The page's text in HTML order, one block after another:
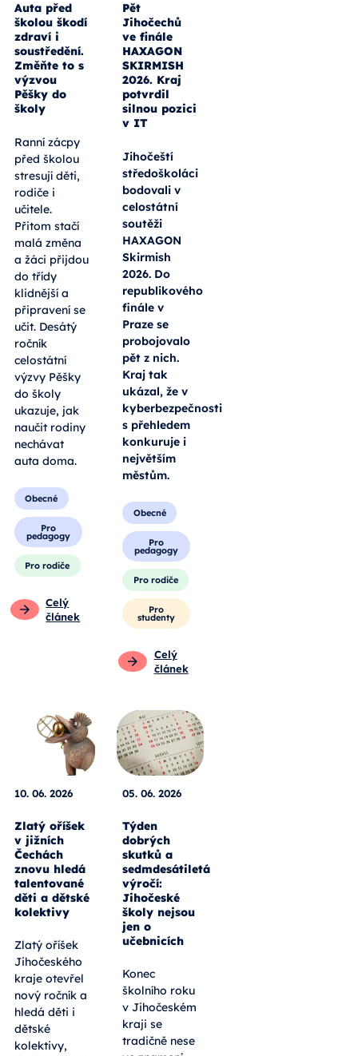
Auta před
školou škodí
zdraví i
soustředění.
Změňte to s
výzvou
Pěšky do
školy
Ranní zácpy
před školou
stresují děti,
rodiče i
učitele.
Přitom stačí
malá změna
a žáci přijdou
do třídy
klidnější a
připravení se
učit. Desátý
ročník
celostátní
výzvy Pěšky
do školy
ukazuje, jak
naučit rodiny
nechávat
auta doma.
Obecné
Pro
pedagogy
Pro rodiče
Celý
článek
Pět
Jihočechů
ve finále
HAXAGON
SKIRMISH
2026. Kraj
potvrdil
silnou pozici
v IT
Jihočeští
středoškoláci
bodovali v
celostátní
soutěži
HAXAGON
Skirmish
2026. Do
republikového
finále v
Praze se
probojovalo
pět z nich.
Kraj tak
ukázal, že v
kyberbezpečnosti
s přehledem
konkuruje i
největším
městům.
Obecné
Pro
pedagogy
Pro rodiče
Pro
studenty
Celý
článek
10. 06. 2026
Zlatý oříšek
v jižních
Čechách
znovu hledá
talentované
děti a dětské
kolektivy
Zlatý oříšek
Jihočeského
kraje otevřel
nový ročník a
hledá děti i
dětské
kolektivy,
05. 06. 2026
Týden
dobrých
skutků a
sedmdesátiletá
výročí:
Jihočeské
školy nejsou
jen o
učebnicích
Konec
školního roku
v Jihočeském
kraji se
tradičně nese